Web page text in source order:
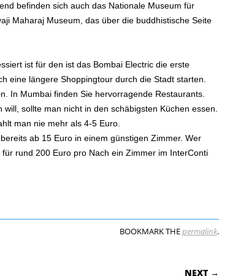
befinden sich auch das Nationale Museum für
Maharaj Museum, das über die buddhistische Seite
ist für den ist das Bombai Electric die erste
eine längere Shoppingtour durch die Stadt starten.
In Mumbai finden Sie hervorragende Restaurants.
sollte man nicht in den schäbigsten Küchen essen.
man nie mehr als 4-5 Euro.
ab 15 Euro in einem günstigen Zimmer. Wer
rund 200 Euro pro Nach ein Zimmer im InterConti
BOOKMARK THEpermalink.
NEXT →